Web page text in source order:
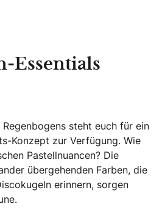
Essentials
steht euch für ein
Konzept zur Verfügung. Wie
Pastellnuancen? Die
übergehenden Farben, die
erinnern, sorgen